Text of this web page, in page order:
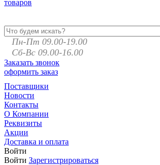
товаров
Пн-Пт 09.00-19.00
Сб-Вс 09.00-16.00
Заказать звонок
оформить заказ
Поставщики
Новости
Контакты
О Компании
Реквизиты
Акции
Доставка и оплата
Войти
Войти Зарегистрироваться